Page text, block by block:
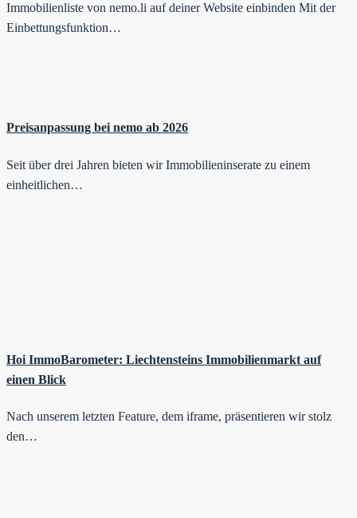
Immobilienliste von nemo.li auf deiner Website einbinden Mit der
Einbettungsfunktion…
Preisanpassung bei nemo ab 2026
Seit über drei Jahren bieten wir Immobilieninserate zu einem
einheitlichen…
Hoi ImmoBarometer: Liechtensteins Immobilienmarkt auf
einen Blick
Nach unserem letzten Feature, dem iframe, präsentieren wir stolz
den…